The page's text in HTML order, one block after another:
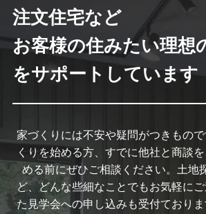
注文住宅など
お客様の住みたい理想
をサポートしています
家づくりには不安や疑問がつきもの
くりを始める方、すでに他社と商談
める前にぜひご相談ください。土地
ど、どんな些細なことでもお気軽に
た見学会への申し込みも受付ており